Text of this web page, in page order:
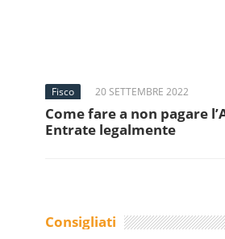
Fisco 20 SETTEMBRE 2022
Come fare a non pagare
Entrate legalmente
Consigliati